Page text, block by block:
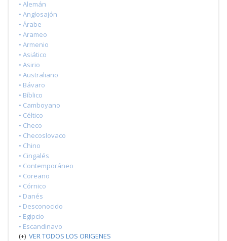
• Alemán
• Anglosajón
• Árabe
• Arameo
• Armenio
• Asiático
• Asirio
• Australiano
• Bávaro
• Bíblico
• Camboyano
• Céltico
• Checo
• Checoslovaco
• Chino
• Cingalés
• Contemporáneo
• Coreano
• Córnico
• Danés
• Desconocido
• Egipcio
• Escandinavo
(+) VER TODOS LOS ORIGENES